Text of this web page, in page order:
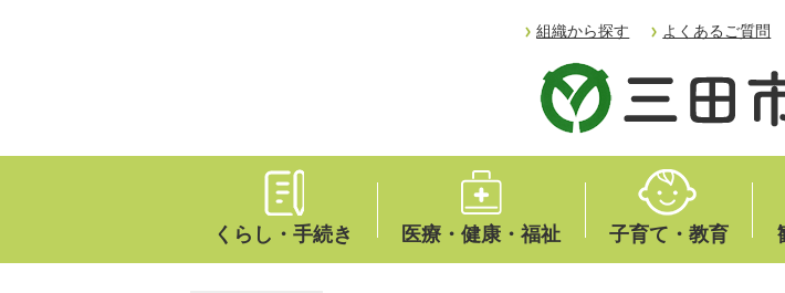
組織から探す よくあるご質問
くらし・手続き 医療・健康・福祉 子育て・教育